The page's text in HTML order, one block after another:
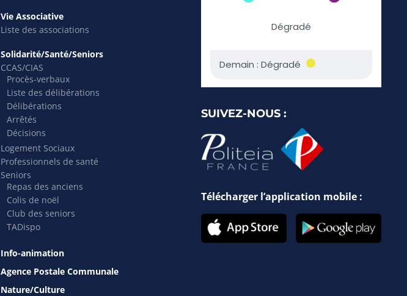
Vie Associative
Liste des associations
Solidarité/Santé/Seniors
CCAS/CIAS
Procès-verbaux
Liste des délibérations
Délibérations
Arrêtés
Décisions
Logement Sociaux
Professionnels de santé
Seniors
Repas des anciens
Colis de noël
Club des seniors
TADispo
Info-animation
Agence Postale Communale
Nature/Culture
SUIVEZ-NOUS :
Télécharger l’application mobile :